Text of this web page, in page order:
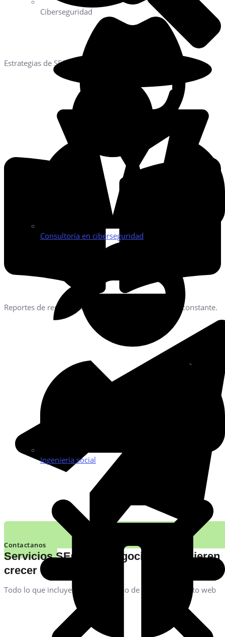
Ciberseguridad
Consultoría en ciberseguridad
Ingeniería social
Estrategias de SEO local geolocalizadas.
Reportes de rendimiento mensuales y seguimiento constante.
Contactanos
Servicios SEO para negocios que quieren
crecer
Todo lo que incluye nuestro servicio de posicionamiento web